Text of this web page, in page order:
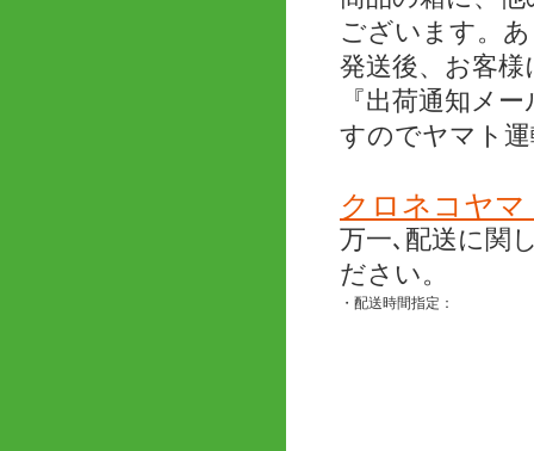
ございます。
発送後、お客
『出荷通知メ
すのでヤマト
クロネコヤ
万一､配送に関
ださい。
・配送時間指定：